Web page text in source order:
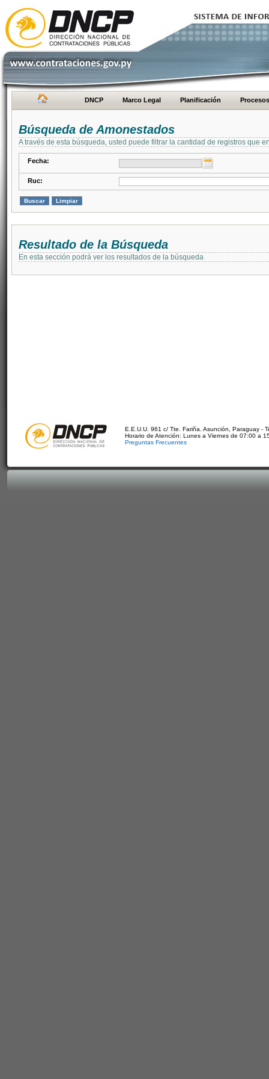
DNCP Marco Legal Planificación Procesos
Búsqueda de Amonestados
A través de esta búsqueda, usted puede filtrar la cantidad de registros que
Fecha:
Ruc:
Resultado de la Búsqueda
En esta sección podrá ver los resultados de la búsqueda
E.E.U.U. 961 c/ Tte. Fariña. Asunción, Paraguay -
Horario de Atención: Lunes a Viernes de 07:00 a
Preguntas Frecuentes